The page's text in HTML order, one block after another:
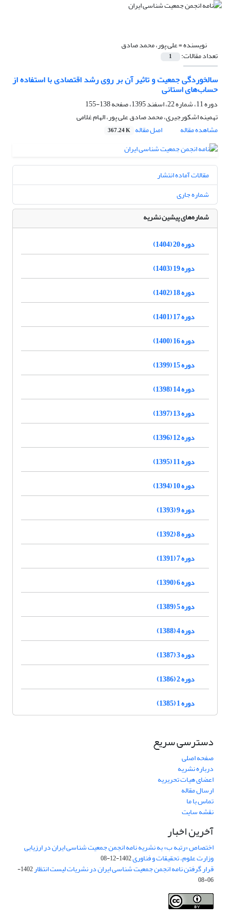
نویسنده =علی پور، محمد صادق
تعداد مقالات: 1
سالخوردگی جمعیت و تاثیر آن بر روی رشد اقتصادی با استفاده از
حساب‌های استانی
دوره 11، شماره 22، اسفند 1395، صفحه
138-155
تهمینه اشکورجیری، محمد صادق علی پور، الهام غلامی
مشاهده مقاله
اصل مقاله 367.24 K
مقالات آماده انتشار
شماره جاری
شماره‌های پیشین نشریه
دوره 20 (1404)
دوره 19 (1403)
دوره 18 (1402)
دوره 17 (1401)
دوره 16 (1400)
دوره 15 (1399)
دوره 14 (1398)
دوره 13 (1397)
دوره 12 (1396)
دوره 11 (1395)
دوره 10 (1394)
دوره 9 (1393)
دوره 8 (1392)
دوره 7 (1391)
دوره 6 (1390)
دوره 5 (1389)
دوره 4 (1388)
دوره 3 (1387)
دوره 2 (1386)
دوره 1 (1385)
دسترسی سریع
صفحه اصلی
درباره نشریه
اعضای هیات تحریریه
ارسال مقاله
تماس با ما
نقشه سایت
آخرین اخبار
اختصاص «رتبه ب» به نشریه نامه انجمن جمعیت شناسی ایران در ارزیابی
وزارت علوم، تحقیقات و فناوری1402-12-08
قرار گرفتن نامه انجمن جمعیت شناسی ایران در نشریات لیست انتظار
1402-
06-08